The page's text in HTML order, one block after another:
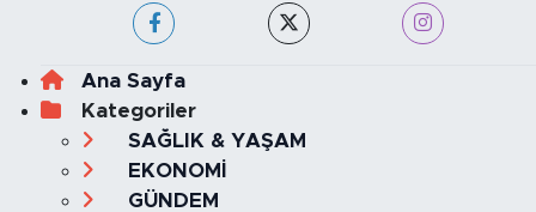
Ana Sayfa
Kategoriler
SAĞLIK & YAŞAM
EKONOMİ
GÜNDEM